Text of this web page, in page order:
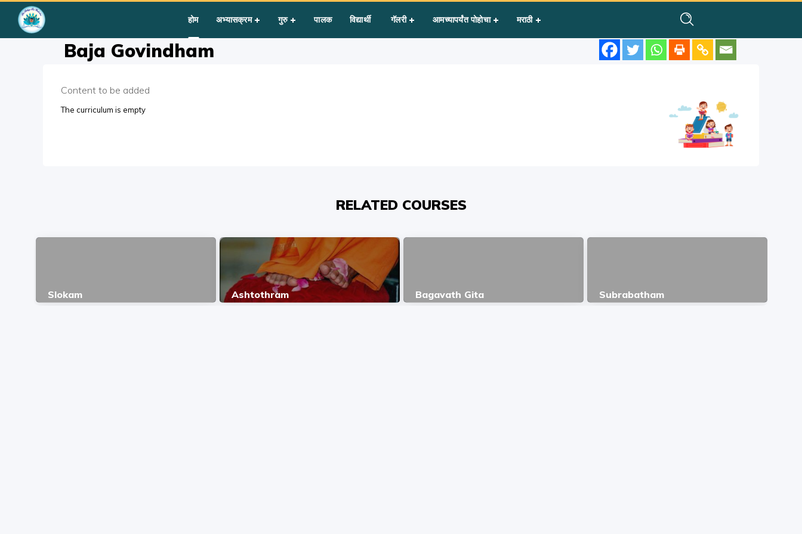
होम अभ्यासक्रम गुरु पालक विद्यार्थी गॅलरी आमच्यापर्यंत पोहोचा मराठी
Group III»Prayers»Baja Govindham
Baja Govindham
Content to be added
The curriculum is empty
RELATED COURSES
Slokam Ashtothram Bagavath Gita Subrabatham